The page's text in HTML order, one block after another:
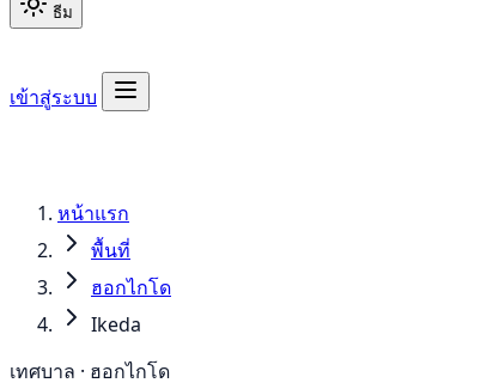
ธีม
เข้าสู่ระบบ
หน้าแรก
พื้นที่
ฮอกไกโด
Ikeda
เทศบาล · ฮอกไกโด